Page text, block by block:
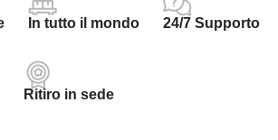
In tutto il mondo 24/7 Supporto
Ritiro in sede